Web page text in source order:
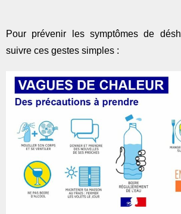
Pour prévenir les symptômes de
suivre ces gestes simples :